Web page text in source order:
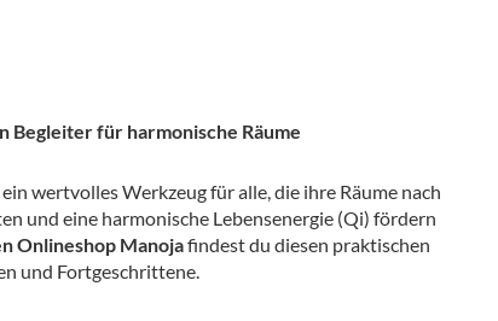
Begleiter für harmonische Räume
wertvolles Werkzeug für alle, die ihre Räume nach
und eine harmonische Lebensenergie (Qi) fördern
Onlineshop Manojafindest du diesen praktischen
und Fortgeschrittene.